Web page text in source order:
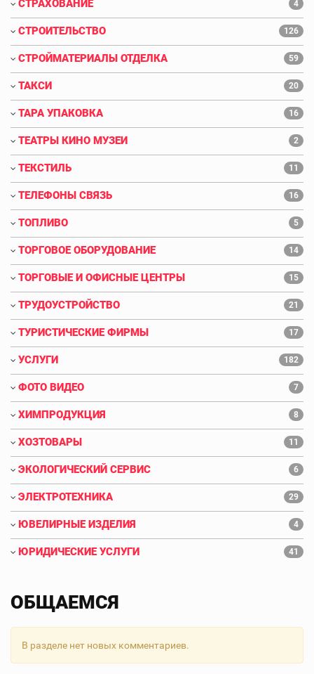
СТРАХОВАНИЕ 4
СТРОИТЕЛЬСТВО 126
СТРОЙМАТЕРИАЛЫ ОТДЕЛКА 59
ТАКСИ 20
ТАРА УПАКОВКА 16
ТЕАТРЫ КИНО МУЗЕИ 2
ТЕКСТИЛЬ 11
ТЕЛЕФОНЫ СВЯЗЬ 16
ТОПЛИВО 5
ТОРГОВОЕ ОБОРУДОВАНИЕ 14
ТОРГОВЫЕ И ОФИСНЫЕ ЦЕНТРЫ 15
ТРУДОУСТРОЙСТВО 21
ТУРИСТИЧЕСКИЕ ФИРМЫ 17
УСЛУГИ 182
ФОТО ВИДЕО 7
ХИМПРОДУКЦИЯ 8
ХОЗТОВАРЫ 11
ЭКОЛОГИЧЕСКИЙ СЕРВИС 6
ЭЛЕКТРОТЕХНИКА 29
ЮВЕЛИРНЫЕ ИЗДЕЛИЯ 4
ЮРИДИЧЕСКИЕ УСЛУГИ 41
ОБЩАЕМСЯ
В разделе нет новых комментариев.